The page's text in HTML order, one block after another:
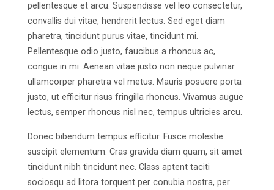
pellentesque et arcu. Suspendisse vel leo consectetur,
convallis dui vitae, hendrerit lectus. Sed eget diam
pharetra, tincidunt purus vitae, tincidunt mi.
Pellentesque odio justo, faucibus a rhoncus ac,
congue in mi. Aenean vitae justo non neque pulvinar
ullamcorper pharetra vel metus. Mauris posuere porta
justo, ut efficitur risus fringilla rhoncus. Vivamus augue
lectus, semper rhoncus nisl nec, tempus ultricies arcu.
Donec bibendum tempus efficitur. Fusce molestie
suscipit elementum. Cras gravida diam quam, sit amet
tincidunt nibh tincidunt nec. Class aptent taciti
sociosqu ad litora torquent per conubia nostra, per